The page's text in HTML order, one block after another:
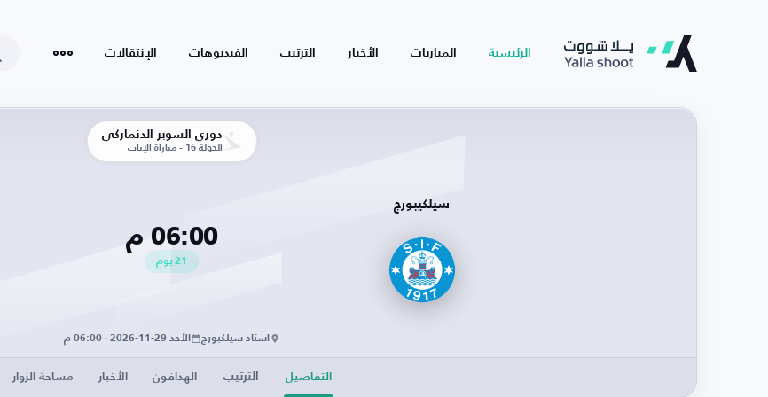
الرئيسية المباريات الأخبار الترتيب الفيديوهات الإنتقالات
دوري السوبر الدنماركي
الجولة 16 - مباراة الإياب
سيلكيبورج
06:00 م
21 يوم
استاد سيلكبورج الأحد 29-11-2026 · 06:00 م
التفاصيل الترتيب الهدافون الأخبار مساحة الزوار